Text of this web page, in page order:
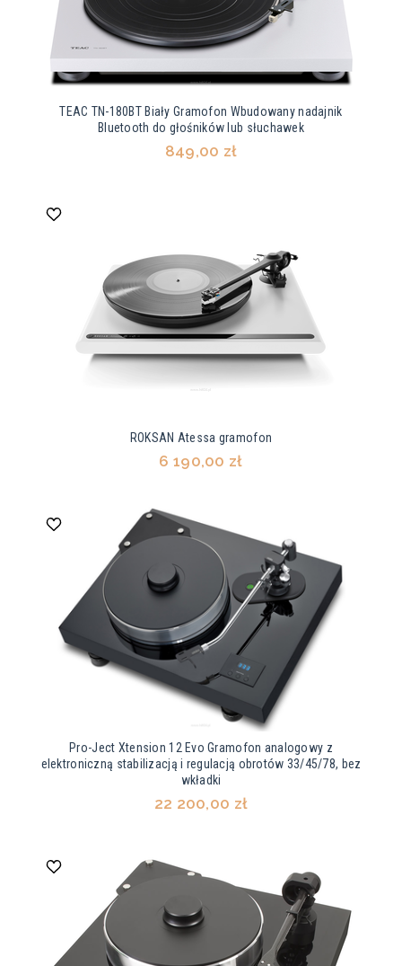
TEAC TN-180BT Biały Gramofon Wbudowany nadajnik
Bluetooth do głośników lub słuchawek
849,00 zł
ROKSAN Atessa gramofon
6 190,00 zł
Pro-Ject Xtension 12 Evo Gramofon analogowy z
elektroniczną stabilizacją i regulacją obrotów 33/45/78, bez
wkładki
22 200,00 zł